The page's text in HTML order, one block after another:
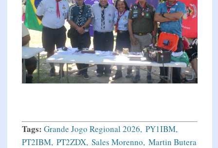
Tags: Grande Jogo Regional 2026 PY1IBM
PT2IBM PT2ZDX Sales Morenno Martin Butera